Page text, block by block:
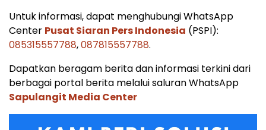
Untuk informasi, dapat menghubungi WhatsApp
Center Pusat Siaran Pers Indonesia (PSPI):
085315557788,087815557788.
Dapatkan beragam berita dan informasi terkini dari
berbagai portal berita melalui saluran WhatsApp
Sapulangit Media Center